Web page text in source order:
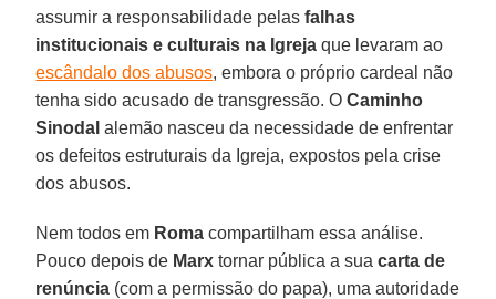
assumir a responsabilidade pelasfalhas
institucionais e culturais na Igreja que levaram ao
escândalo dos abusos, embora o próprio cardeal não
tenha sido acusado de transgressão. OCaminho
Sinodal alemão nasceu da necessidade de enfrentar
os defeitos estruturais da Igreja, expostos pela crise
dos abusos.
Nem todos em Roma compartilham essa análise.
Pouco depois de Marx tornar pública a suacarta de
renúncia (com a permissão do papa), uma autoridade